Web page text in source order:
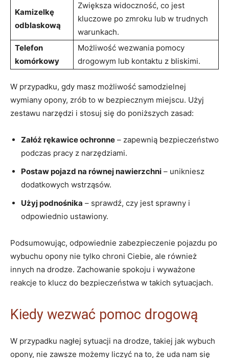
Kamizelkę
odblaskową
Zwiększa widoczność, co jest
kluczowe‌ po zmroku lub w trudnych
warunkach.
Telefon
komórkowy
Możliwość wezwania pomocy
drogowym lub kontaktu z bliskimi.
W⁣ przypadku, gdy masz możliwość samodzielnej
⁢wymiany opony, zrób to w bezpiecznym miejscu. Użyj
zestawu narzędzi i stosuj się do poniższych zasad:
Załóż rękawice ochronne – zapewnią bezpieczeństwo
podczas⁣ pracy z narzędziami.
Postaw pojazd ​na równej‍ nawierzchni – unikniesz
dodatkowych wstrząsów.
Użyj podnośnika – sprawdź, czy jest⁤ sprawny i​
odpowiednio ustawiony.
Podsumowując, odpowiednie zabezpieczenie ‌pojazdu po
wybuchu opony nie tylko chroni Ciebie, ale⁤ również
innych na drodze. ‌Zachowanie spokoju i wyważone
reakcje to klucz do bezpieczeństwa w takich sytuacjach.
Kiedy wezwać‍ pomoc drogową
W przypadku⁣ nagłej sytuacji na drodze, takiej jak wybuch
⁣opony, nie zawsze możemy liczyć na to, że ‍uda ⁣nam ⁣się ​